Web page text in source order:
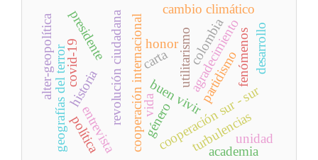
buen vivir
revolución ciudadana cooperación sur - sur
cooperación internacional
entrevista
agradecimiento
carta
honorutilitarismo
cambio climático
historia
presidente
geografías del terror
alter-geopolítica colombia
turbulencias
fenómenos
academia
unidad
partidismo
política género
desarrollo
covid-19
vida